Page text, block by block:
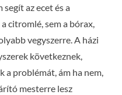
az ecet és a
citromlé, sem a bórax,
vegyszerre. A házi
következnek,
a problémát, ám ha nem,
mesterre lesz